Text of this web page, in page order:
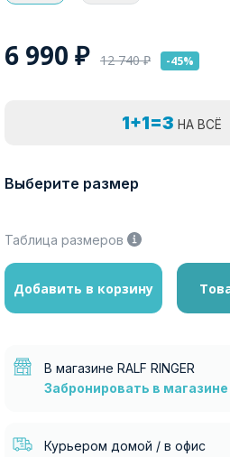
6 990 ₽ 12 740₽ -45%
1+1=3 НА ВСЁ
Выберите размер
Таблица размеров
Добавить в корзину
В магазине RALF RINGER
Забронировать в магазине
Курьером домой / в офис